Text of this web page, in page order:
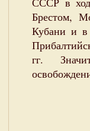
Брестом,
Кубани и в
гг.